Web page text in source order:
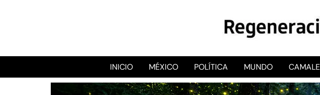
RegeneraciónMX
Sitio de noticias libre e
INICIO MÉXICO POLÍTICA MUNDO